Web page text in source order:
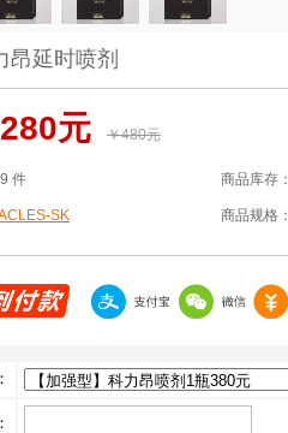
昂延时喷剂
元 ￥480元
件 商品库存：
SK 商品规格：